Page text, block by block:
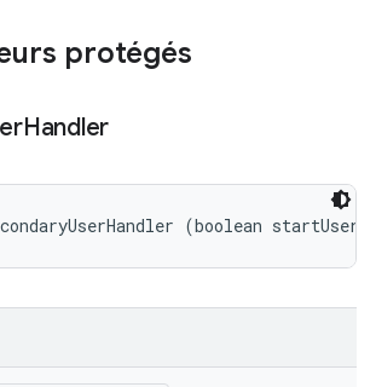
protégés
Handler
(boolean